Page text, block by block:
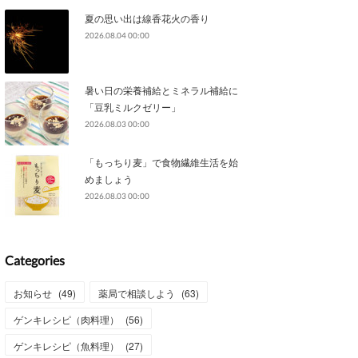
夏の思い出は線香花火の香り
2026.08.04 00:00
暑い日の栄養補給とミネラル補給に
「豆乳ミルクゼリー」
2026.08.03 00:00
「もっちり麦」で食物繊維生活を始
めましょう
2026.08.03 00:00
Categories
お知らせ (49) 薬局で相談しよう (63)
ゲンキレシピ（肉料理）
(56)
ゲンキレシピ（魚料理）
(27)